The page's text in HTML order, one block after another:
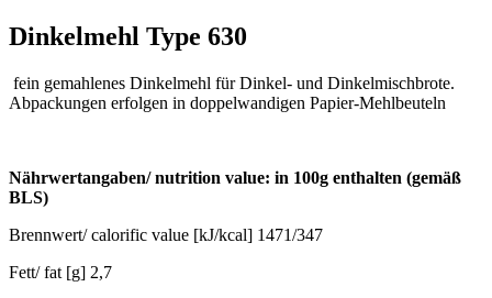
Dinkelmehl Type 630
fein gemahlenes Dinkelmehl für Dinkel- und Dinkelmischbrote.
Abpackungen erfolgen in doppelwandigen Papier-Mehlbeuteln
Nährwertangaben/ nutrition value: in 100g enthalten (gemäß
BLS)
Brennwert/ calorific value [kJ/kcal] 1471/347
Fett/ fat [g] 2,7